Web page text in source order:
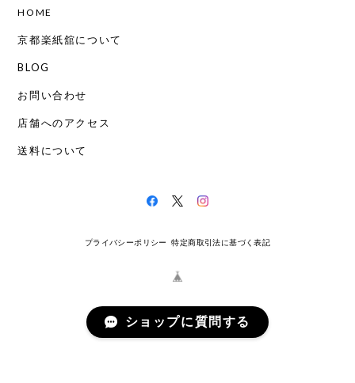
HOME
京都楽紙舘について
BLOG
お問い合わせ
店舗へのアクセス
送料について
プライバシーポリシー 特定商取引法に基づく表記
ショップに質問する